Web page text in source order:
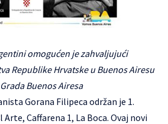
omogućen je zahvaljujući
Republike Hrvatske u Buenos Airesu
Buenos Airesa
Gorana Filipeca održan je 1.
Caffarena 1, La Boca. Ovaj novi